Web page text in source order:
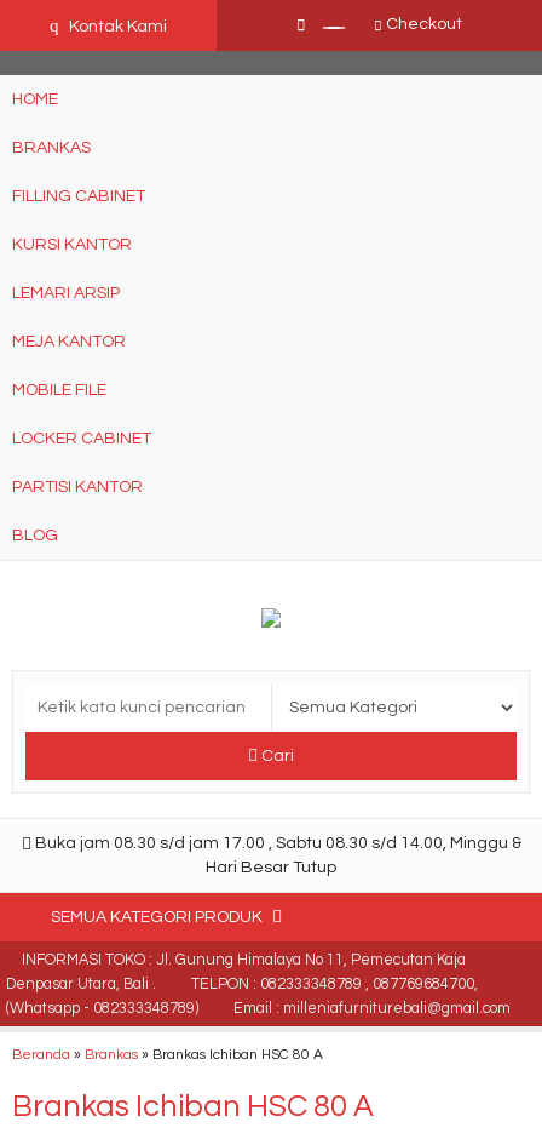
q Kontak Kami Checkout
HOME
BRANKAS
FILLING CABINET
KURSI KANTOR
LEMARI ARSIP
MEJA KANTOR
MOBILE FILE
LOCKER CABINET
PARTISI KANTOR
BLOG
Cari
Buka jam 08.30 s/d jam 17.00 , Sabtu 08.30 s/d 14.00, Minggu &
Hari Besar Tutup
SEMUA KATEGORI PRODUK
INFORMASI TOKO : Jl. Gunung Himalaya No 11, Pemecutan Kaja
Denpasar Utara, Bali .
TELPON : 082333348789 , 087769684700,
(Whatsapp - 082333348789)
Email : milleniafurniturebali@gmail.com
Beranda » Brankas » Brankas Ichiban HSC 80 A
Brankas Ichiban HSC 80 A